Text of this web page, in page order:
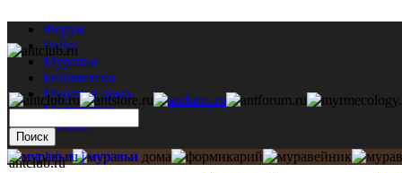
Форум
ЧаВо
Муравьи
Библиотека
Муравьи дома
Мастерская
Каталог
antclub.ru